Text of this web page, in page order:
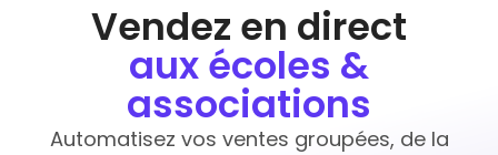
Vendez en direct
aux écoles &
associations
Automatisez vos ventes groupées, de la